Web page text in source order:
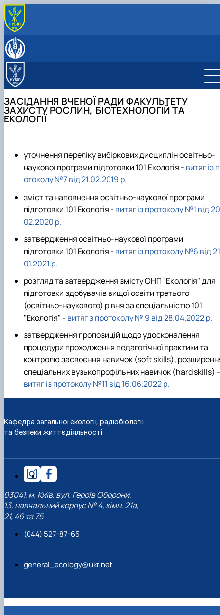
ПРО КАФЕДРУ
Навчальні та науково-дослідні лабораторії
Освітньо-професійна програма «Екологія»
ОС «Магістр»
Освітньо-професійна програма «Екологія та
охорона навколишнього середовища»
Доктор філософії (PhD)
Освітньо-наукова програма 091 «Біологія»
Навчально-методичне забезпечення
НАУКА ТА ІННОВАЦІЇ
Напрямки наукових досліджень
Патенти та свідоцтва
Наукові досягнення
МІЖНАРОДНА ДІЯЛЬНІСТЬ
ЗАСІДАННЯ ВЧЕНОЇ РАДИ ФАКУЛЬТЕТУ
ЗАХИСТУ РОСЛИН, БІОТЕХНОЛОГІЙ ТА
ЕКОЛОГІЇ
уточнення переліку вибіркових дисциплін освітньо-
наукової програми підготовки 101 Екологія - витяг із
отоколу №7 від 21.02.2019 р.
зміст та наповнення освітньо-наукової програми
підготовки 101 Екологія - витяг із протоколу №1 від
02.2020 р.
затвердження освітньо-наукової програми
підготовки 101 Екологія - витяг із протоколу №6 від
01.2021 р.
розгляд та затвердження змісту ОНП "Екологія" для
підготовки здобувачів вищої освіти третього
(освітньо-наукового) рівня за спеціальністю 101
"Екологія" - витяг з протоколу № 9 від 28.04.2022 р.
затвердження пропозицій щодо удосконалення
процедури проходження педагогічної практики та
контролю засвоєння навичок (soft skills),
спеціальних вузькопрофільних навичок (hard skills) -
витяг із протоколу №11 від 16.06.2022 р.
Кафедра загальної екології, радіобіології
та безпеки життєдіяльності
03041, м. Київ, вул. Героїв Оборони,
13, навчальний корпус № 4, кімн. 21а,
21, 46 та 75
(044) 527-87-65
general_ecology@ukr.net